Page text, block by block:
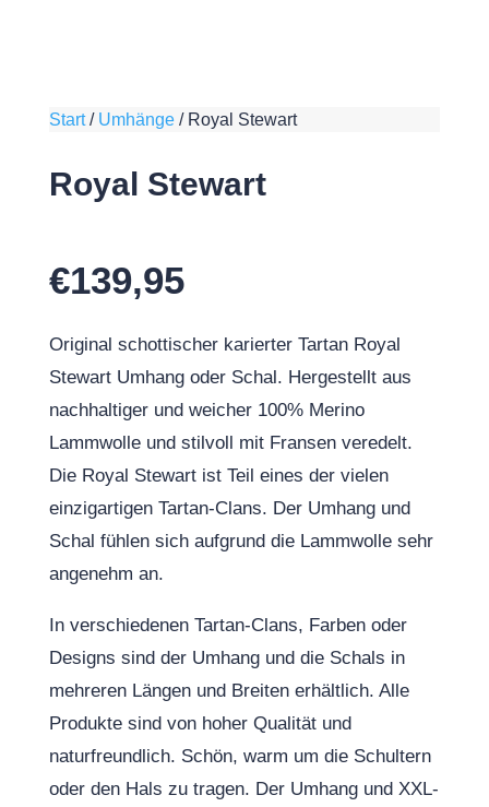
Start/ Umhänge/ Royal Stewart
Royal Stewart
€139,95
Original schottischer karierter Tartan Royal
Stewart Umhang oder Schal. Hergestellt aus
nachhaltiger und weicher 100% Merino
Lammwolle und stilvoll mit Fransen veredelt.
Die Royal Stewart ist Teil eines der vielen
einzigartigen Tartan-Clans. Der Umhang und
Schal fühlen sich aufgrund die Lammwolle sehr
angenehm an.
In verschiedenen Tartan-Clans, Farben oder
Designs sind der Umhang und die Schals in
mehreren Längen und Breiten erhältlich. Alle
Produkte sind von hoher Qualität und
naturfreundlich. Schön, warm um die Schultern
oder den Hals zu tragen. Der Umhang und XXL-